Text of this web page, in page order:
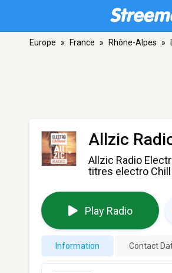
Europe » France » Rhône-Alpes »
Allzic
Allzic Radio
titres electro
Play Radio
Information Contact